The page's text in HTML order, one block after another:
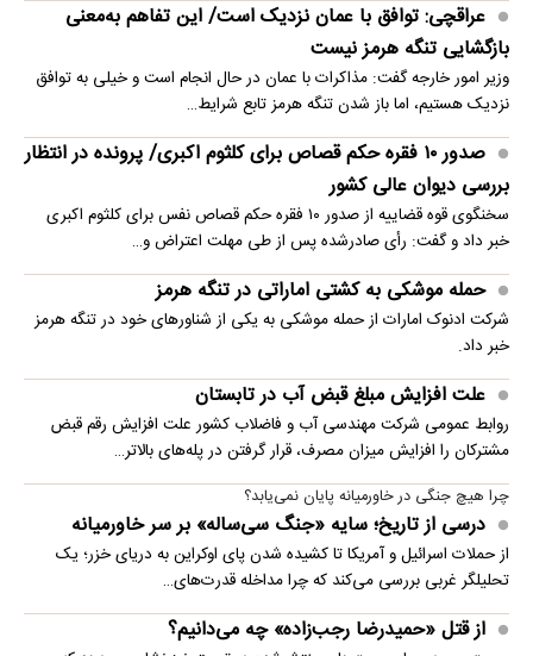
عراقچی: توافق با عمان نزدیک است/ این تفاهم به‌معنی
بازگشایی تنگه هرمز نیست
وزیر امور خارجه گفت: مذاکرات با عمان در حال انجام است و خیلی به توافق
نزدیک هستیم، اما باز شدن تنگه هرمز تابع شرایط…
صدور ۱۰ فقره حکم قصاص برای کلثوم اکبری/ پرونده در انتظار
بررسی دیوان عالی کشور
سخنگوی قوه قضاییه از صدور ۱۰ فقره حکم قصاص نفس برای کلثوم اکبری
خبر داد و گفت: رأی صادرشده پس از طی مهلت اعتراض و…
حمله موشکی به کشتی اماراتی در تنگه هرمز
شرکت ادنوک امارات از حمله موشکی به یکی از شناورهای خود در تنگه هرمز
خبر داد.
علت افزایش مبلغ قبض آب در تابستان
روابط عمومی شرکت مهندسی آب و فاضلاب کشور علت افزایش رقم قبض
مشترکان را افزایش میزان مصرف، قرار گرفتن در پله‌های بالاتر…
چرا هیچ جنگی در خاورمیانه پایان نمی‌یابد؟
درسی از تاریخ؛ سایه «جنگ سی‌ساله» بر سر خاورمیانه
از حملات اسرائیل و آمریکا تا کشیده شدن پای اوکراین به دریای خزر؛ یک
تحلیلگر غربی بررسی می‌کند که چرا مداخله قدرت‌های…
از قتل «حمیدرضا رجب‌زاده» چه می‌دانیم؟